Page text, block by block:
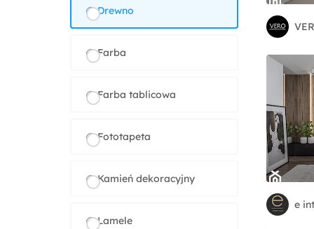
e
Drewno
Farba
Farba tablicowa
Fototapeta
Kamień dekoracyjny
Lamele